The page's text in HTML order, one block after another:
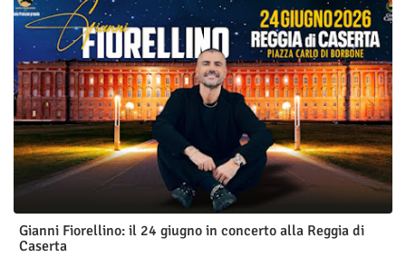
Gianni Fiorellino: il 24 giugno in concerto alla Reggia di
Caserta